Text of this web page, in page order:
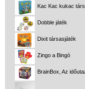
Kac Kac kukac
Dobble játék
Dixit társasjáték
Zingo a Bingó
BrainBox, Az